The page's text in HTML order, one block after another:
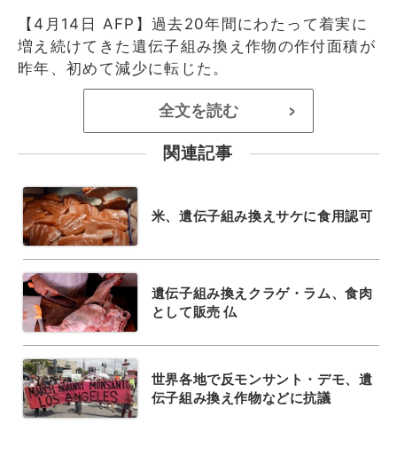
【4月14日 AFP】過去20年間にわたって着実に
増え続けてきた遺伝子組み換え作物の作付面積が
昨年、初めて減少に転じた。
全文を読む >
関連記事
米、遺伝子組み換えサケに食用認可
遺伝子組み換えクラゲ・ラム、食肉
として販売 仏
世界各地で反モンサント・デモ、遺
伝子組み換え作物などに抗議